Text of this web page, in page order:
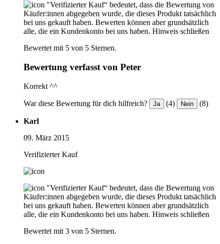
"Verifizierter Kauf“ bedeutet, dass die Bewertung von
Käufer:innen abgegeben wurde, die dieses Produkt tatsächlich
bei uns gekauft haben. Bewerten können aber grundsätzlich
alle, die ein Kundenkonto bei uns haben. Hinweis schließen
Bewertet mit 5 von 5 Sternen.
Bewertung verfasst von Peter
Korrekt ^^
War diese Bewertung für dich hilfreich? Ja (4) Nein (8)
Karl
09. März 2015
Verifizierter Kauf
"Verifizierter Kauf“ bedeutet, dass die Bewertung von
Käufer:innen abgegeben wurde, die dieses Produkt tatsächlich
bei uns gekauft haben. Bewerten können aber grundsätzlich
alle, die ein Kundenkonto bei uns haben. Hinweis schließen
Bewertet mit 3 von 5 Sternen.